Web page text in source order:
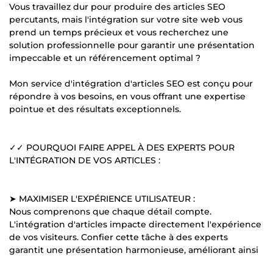
Vous travaillez dur pour produire des articles SEO
percutants, mais l'intégration sur votre site web vous
prend un temps précieux et vous recherchez une
solution professionnelle pour garantir une présentation
impeccable et un référencement optimal ?
Mon service d'intégration d'articles SEO est conçu pour
répondre à vos besoins, en vous offrant une expertise
pointue et des résultats exceptionnels.
✓✓ POURQUOI FAIRE APPEL À DES EXPERTS POUR
L'INTÉGRATION DE VOS ARTICLES :
➤ MAXIMISER L'EXPÉRIENCE UTILISATEUR :
Nous comprenons que chaque détail compte.
L'intégration d'articles impacte directement l'expérience
de vos visiteurs. Confier cette tâche à des experts
garantit une présentation harmonieuse, améliorant ainsi